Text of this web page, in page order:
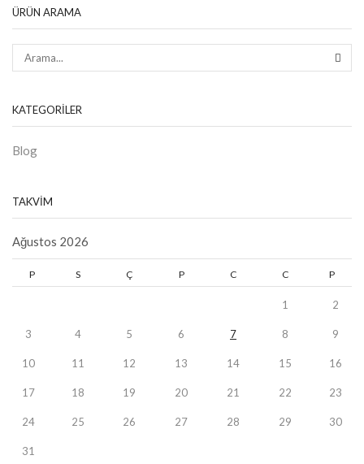
ÜRÜN ARAMA
KATEGORILER
Blog
TAKVIM
Ağustos 2026
P S Ç P C C P
1 2
3 4 5 6 7 8 9
10 11 12 13 14 15 16
17 18 19 20 21 22 23
24 25 26 27 28 29 30
31